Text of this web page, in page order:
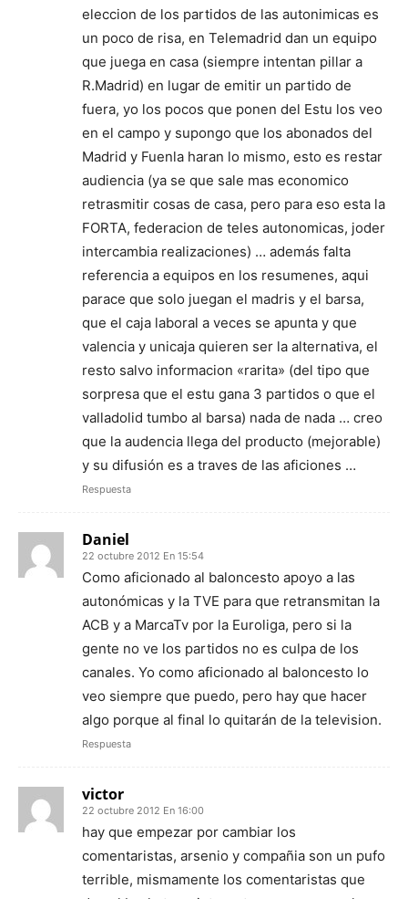
eleccion de los partidos de las autonimicas es
un poco de risa, en Telemadrid dan un equipo
que juega en casa (siempre intentan pillar a
R.Madrid) en lugar de emitir un partido de
fuera, yo los pocos que ponen del Estu los veo
en el campo y supongo que los abonados del
Madrid y Fuenla haran lo mismo, esto es restar
audiencia (ya se que sale mas economico
retrasmitir cosas de casa, pero para eso esta la
FORTA, federacion de teles autonomicas, joder
intercambia realizaciones) … además falta
referencia a equipos en los resumenes, aqui
parace que solo juegan el madris y el barsa,
que el caja laboral a veces se apunta y que
valencia y unicaja quieren ser la alternativa, el
resto salvo informacion «rarita» (del tipo que
sorpresa que el estu gana 3 partidos o que el
valladolid tumbo al barsa) nada de nada … creo
que la audencia llega del producto (mejorable)
y su difusión es a traves de las aficiones …
Respuesta
Daniel
22 octubre 2012 En 15:54
Como aficionado al baloncesto apoyo a las
autonómicas y la TVE para que retransmitan la
ACB y a MarcaTv por la Euroliga, pero si la
gente no ve los partidos no es culpa de los
canales. Yo como aficionado al baloncesto lo
veo siempre que puedo, pero hay que hacer
algo porque al final lo quitarán de la television.
Respuesta
victor
22 octubre 2012 En 16:00
hay que empezar por cambiar los
comentaristas, arsenio y compañia son un pufo
terrible, mismamente los comentaristas que